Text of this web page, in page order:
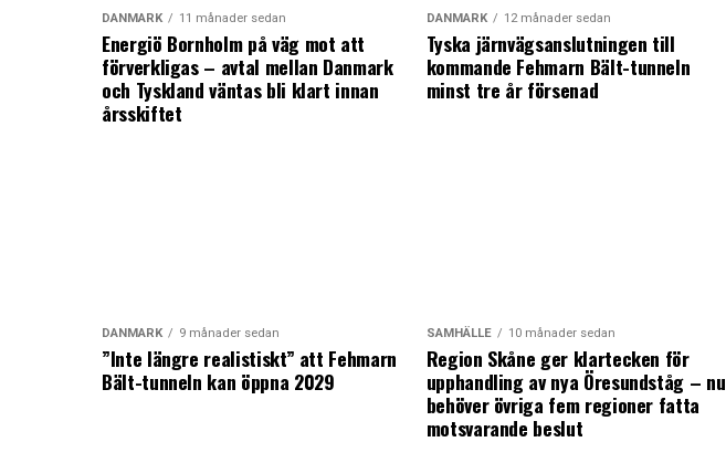
DANMARK 11 månader sedan
Energiö Bornholm på väg mot att
förverkligas – avtal mellan Danmark
och Tyskland väntas bli klart innan
årsskiftet
DANMARK 12 månader sedan
Tyska järnvägsanslutningen till
kommande Fehmarn Bält-tunneln
minst tre år försenad
DANMARK 9 månader sedan
”Inte längre realistiskt” att Fehmarn
Bält-tunneln kan öppna 2029
SAMHÄLLE 10 månader sedan
Region Skåne ger klartecken för
upphandling av nya Öresundståg – nu
behöver övriga fem regioner fatta
motsvarande beslut